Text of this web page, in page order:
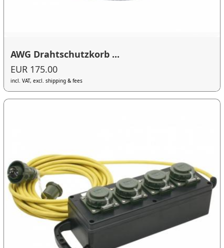
AWG Drahtschutzkorb ...
EUR 175.00
incl. VAT, excl. shipping & fees